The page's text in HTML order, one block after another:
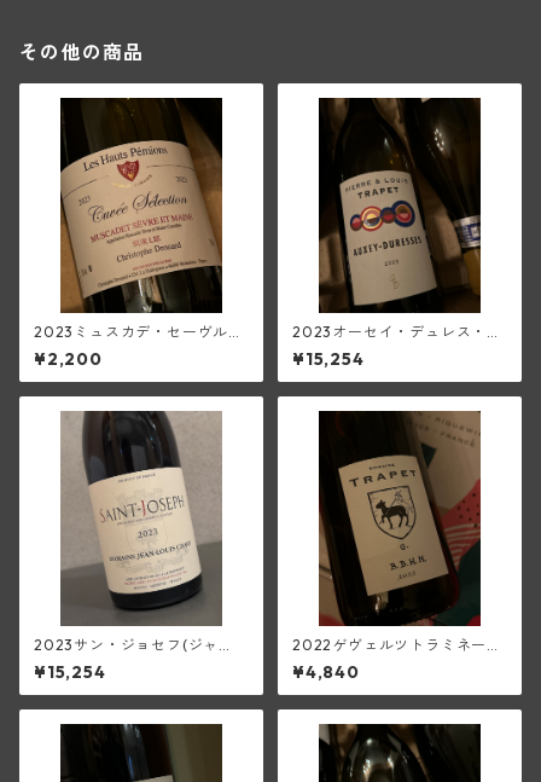
その他の商品
2023ミュスカデ・セーヴル・
エ・メーヌ<シュール・リー>
(デ・オー・ペミヨン)
¥2,200
2023オーセイ・デュレス・ブ
ラン(ピエール・エ・ルイ・ト
ラペ)
¥15,254
2023サン・ジョセフ(ジャ
ン・ルイ・シャーヴ)
¥15,254
2022ゲヴェルツトラミネー
ル・ベブレンハイム(トラペ)
¥4,840